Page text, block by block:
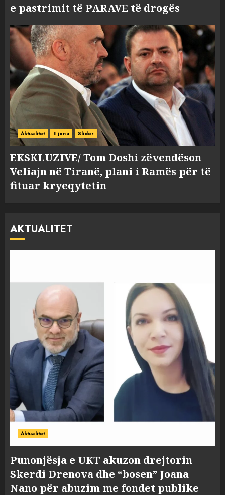
e pastrimit të PARAVE të drogës
Aktualitet E jona Slider
EKSKLUZIVE/ Tom Doshi zëvendëson
Veliajn në Tiranë, plani i Ramës për të
fituar kryeqytetin
AKTUALITET
Aktualitet
Punonjësja e UKT akuzon drejtorin
Skerdi Drenova dhe “bosen” Joana
Nano për abuzim me fondet publike